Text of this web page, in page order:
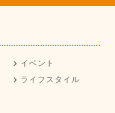
イベント
ライフスタイル